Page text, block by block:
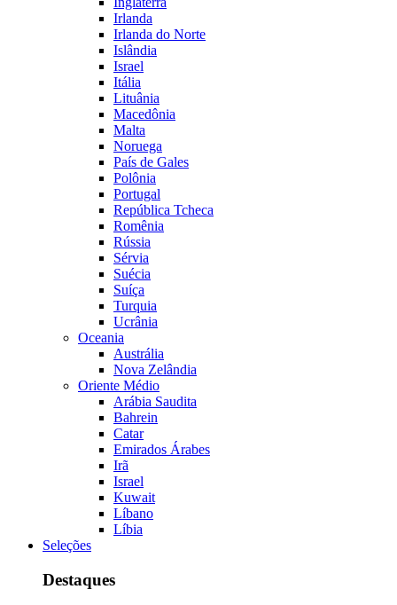
Irlanda
Irlanda do Norte
Islândia
Israel
Itália
Lituânia
Macedônia
Malta
Noruega
País de Gales
Polônia
Portugal
República Tcheca
Romênia
Rússia
Sérvia
Suécia
Suíça
Turquia
Ucrânia
Oceania
Austrália
Nova Zelândia
Oriente Médio
Arábia Saudita
Bahrein
Catar
Emirados Árabes
Irã
Israel
Kuwait
Líbano
Líbia
Seleções
Destaques